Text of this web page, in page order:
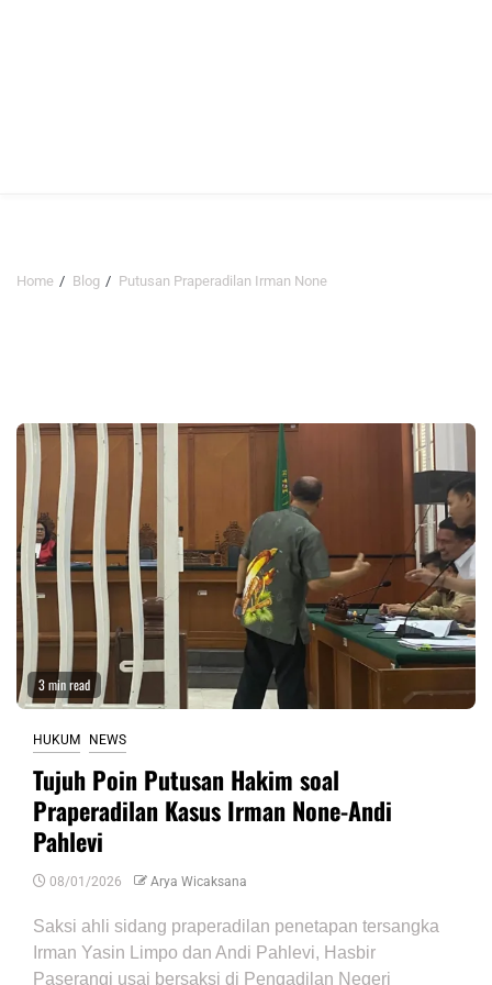
Home Blog Putusan Praperadilan Irman None
3 min read
HUKUM NEWS
Tujuh Poin Putusan Hakim soal
Praperadilan Kasus Irman None-Andi
Pahlevi
08/01/2026 Arya Wicaksana
Saksi ahli sidang praperadilan penetapan tersangka
Irman Yasin Limpo dan Andi Pahlevi, Hasbir
Paserangi usai bersaksi di Pengadilan Negeri